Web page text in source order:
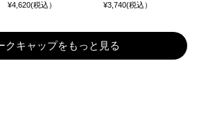
¥4,620(税込） ¥3,740(税込）
クキャップをもっと見る